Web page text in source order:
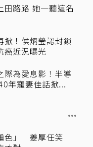
田路路 她一聽這名
掀！侯炳瑩認封鎖
近況曝光
際為愛息影！半導
年寵妻佳話掀...
色」 姜厚任笑